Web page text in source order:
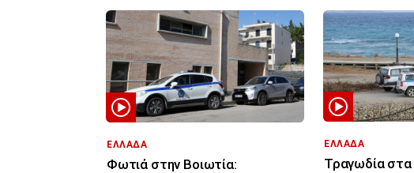
ΕΛΛΑΔΑ
Φωτιά στην Βοιωτία:
ΕΛΛΑΔΑ
Τραγωδία